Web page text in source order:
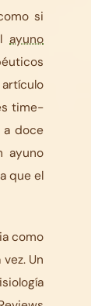
si
ayuno
time-
a doce
ayuno
que el
como
Un